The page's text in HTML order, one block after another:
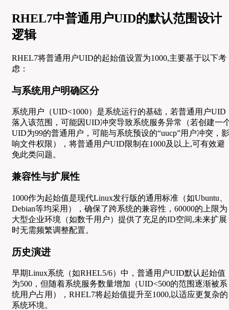
RHEL7中普通用户UID的默认范围设计
逻辑
RHEL7将普通用户UID的起始值设置为1000,主要基于以下考
虑：
与系统用户明确区分
系统用户（UID<1000）是系统运行的基础，若普通用户UID
落入该范围，可能因UID冲突导致系统服务异常（若创建一
UID为99的普通用户，可能与系统预设的“uucp”用户冲突，影
响文件权限），将普通用户UID限制在1000及以上,可有效避
免此类问题。
兼容性与扩展性
1000作为起始值是现代Linux发行版的通用标准（如Ubuntu、
Debian等均采用），确保了跨系统的兼容性，60000的上限为
大型企业环境（如数千用户）提供了充足的ID空间,未来扩展
时无需频繁调整配置。
历史演进
早期Linux系统（如RHEL5/6）中，普通用户UID默认起始值
为500，但随着系统服务数量增加（UID<500的范围逐渐被系
统用户占用），RHEL7将起始值提升至1000,以适应更复杂的
系统环境。